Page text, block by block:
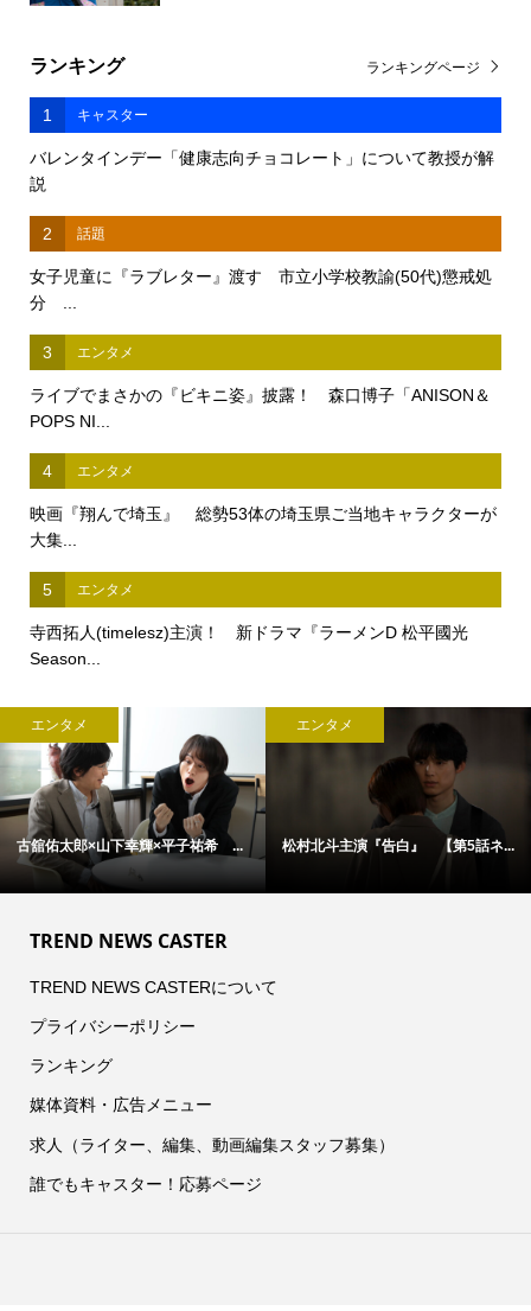
ランキング
1 キャスター
バレンタインデー「健康志向チョコレート」について教授が解
説
2 話題
女子児童に『ラブレター』渡す 市立小学校教諭(50代)懲戒処
分 ...
3 エンタメ
ライブでまさかの『ビキニ姿』披露！ 森口博子「ANISON＆
POPS NI...
4 エンタメ
映画『翔んで埼玉』 総勢53体の埼玉県ご当地キャラクターが
大集...
5 エンタメ
寺西拓人(timelesz)主演！ 新ドラマ『ラーメンD 松平國光
Season...
ランキングページ
エンタメ
古舘佑太郎×山下幸輝×平子祐希 ...
エンタメ
松村北斗主演『告白』 【第5話ネ...
TREND NEWS CASTER
TREND NEWS CASTERについて
プライバシーポリシー
ランキング
媒体資料・広告メニュー
求人（ライター、編集、動画編集スタッフ募集）
誰でもキャスター！応募ページ